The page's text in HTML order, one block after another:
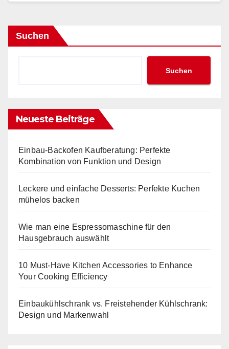
Suchen
Suchen
Neueste Beiträge
Einbau-Backofen Kaufberatung: Perfekte
Kombination von Funktion und Design
Leckere und einfache Desserts: Perfekte Kuchen
mühelos backen
Wie man eine Espressomaschine für den
Hausgebrauch auswählt
10 Must-Have Kitchen Accessories to Enhance
Your Cooking Efficiency
Einbaukühlschrank vs. Freistehender Kühlschrank:
Design und Markenwahl